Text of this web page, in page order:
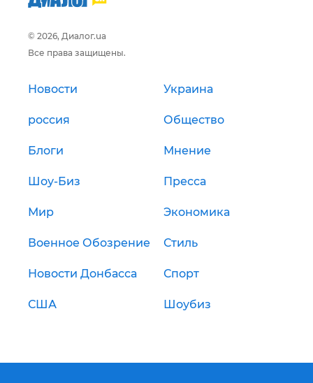
© 2026, Диалог.ua
Все права защищены.
Новости Украина
россия Общество
Блоги Мнение
Шоу-Биз Пресса
Мир Экономика
Военное Обозрение Стиль
Новости Донбасса Спорт
США Шоубиз